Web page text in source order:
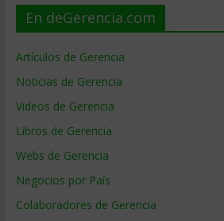
En deGerencia.com
Artículos de Gerencia
Noticias de Gerencia
Videos de Gerencia
Libros de Gerencia
Webs de Gerencia
Negocios por País
Colaboradores de Gerencia